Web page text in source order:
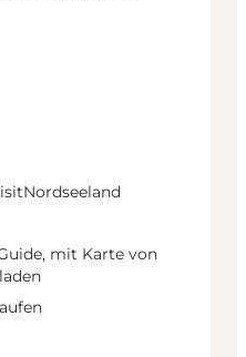
mit Karte von